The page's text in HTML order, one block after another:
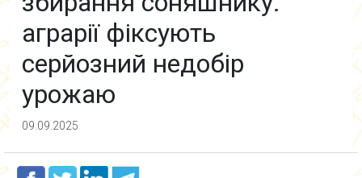
аграрії фіксують
серйозний недобір
урожаю
09.09.2025